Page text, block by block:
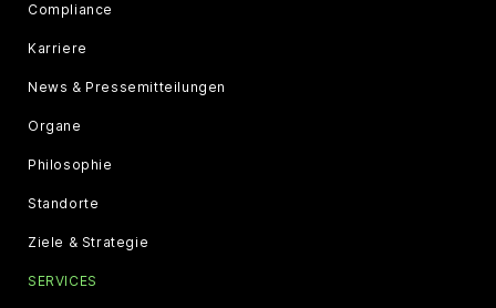
Compliance
Karriere
News & Pressemitteilungen
Organe
Philosophie
Standorte
Ziele & Strategie
SERVICES